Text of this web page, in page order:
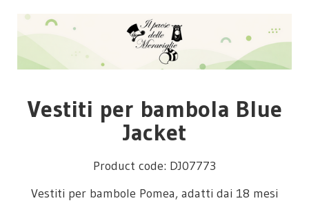
Vestiti per bambola Blue
Jacket
Product code: DJ07773
Vestiti per bambole Pomea, adatti dai 18 mesi